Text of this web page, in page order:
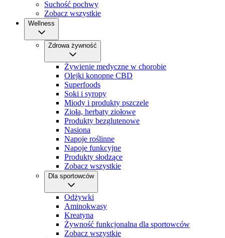
Suchość pochwy
Zobacz wszystkie
Wellness
Zdrowa żywność
Żywienie medyczne w chorobie
Olejki konopne CBD
Superfoods
Soki i syropy
Miody i produkty pszczele
Zioła, herbaty ziołowe
Produkty bezglutenowe
Nasiona
Napoje roślinne
Napoje funkcyjne
Produkty słodzące
Zobacz wszystkie
Dla sportowców
Odżywki
Aminokwasy
Kreatyna
Żywność funkcjonalna dla sportowców
Zobacz wszystkie